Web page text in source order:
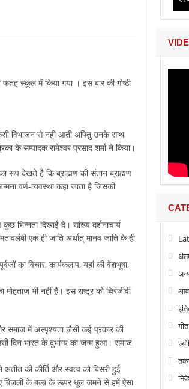
फतह स्कूल में किया गया । इस बार की गोष्ठी
विभाजन से नही आती अपितु उनके साथ
के सम्पादक रामेश्वर प्रसाद शर्मा ने किया।
रूप देखते है कि ब्राह्मण की संतान ब्राह्मण
वर्ण-व्यवस्था कहा जाता है जिसकी
भिन्नता दिखाई दे। सांख्य दर्शनाचार्य
एक ही जाति अर्थात् मानव जाति के ही
का विचार, कार्यकलाप, यहां की वेशभूषा,
भी नहीं है। इस राष्ट्र को चिरंजीवी
समाज में अस्पृश्यता जैसी कई प्रकार की
दिन भारत के दुर्भाग्य का जन्म हुआ। समाज
की कीर्ति और स्वत्व को बिसरी हुई
बिजली के बल्ब के ऊपर धूल जमने से हमें ऐसा